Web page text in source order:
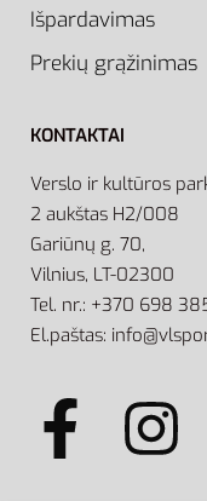
Išpardavimas
Prekių grąžinimas
KONTAKTAI
Verslo ir kultūros
2 aukštas H2/008
Gariūnų g. 70,
Vilnius, LT-02300
Tel. nr.: +370 698
El.paštas: